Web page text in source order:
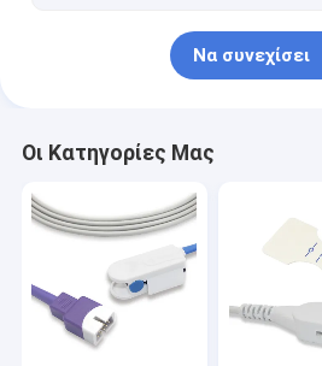
Να συνεχίσει
Οι Κατηγορίες Μας